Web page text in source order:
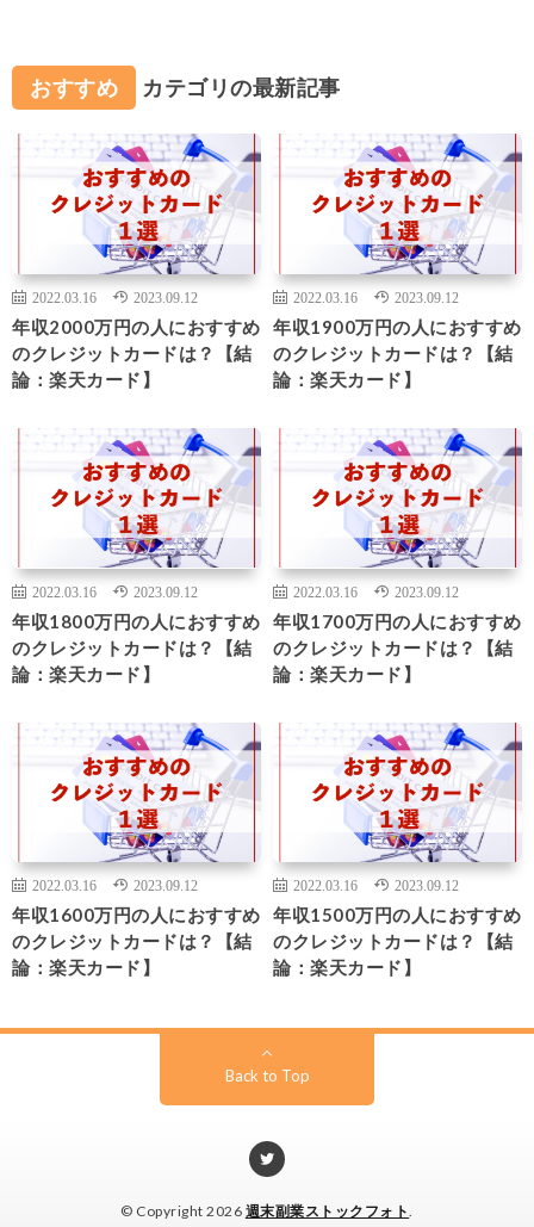
おすすめ カテゴリの最新記事
2022.03.16 2023.09.12
年収2000万円の人におすすめ
のクレジットカードは？【結
論：楽天カード】
2022.03.16 2023.09.12
年収1900万円の人におすすめ
のクレジットカードは？【結
論：楽天カード】
2022.03.16 2023.09.12
年収1800万円の人におすすめ
のクレジットカードは？【結
論：楽天カード】
2022.03.16 2023.09.12
年収1700万円の人におすすめ
のクレジットカードは？【結
論：楽天カード】
2022.03.16 2023.09.12
年収1600万円の人におすすめ
のクレジットカードは？【結
論：楽天カード】
2022.03.16 2023.09.12
年収1500万円の人におすすめ
のクレジットカードは？【結
論：楽天カード】
Back to Top
© Copyright 2026 週末副業ストックフォト.